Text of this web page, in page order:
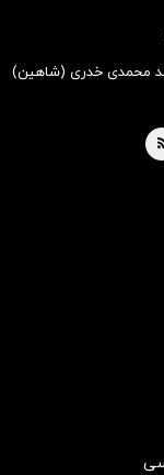
محمدی خدری (شاهین)